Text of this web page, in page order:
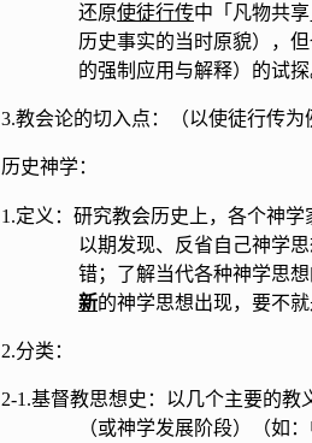
还原使徒行传中「凡物共
历史事实的当时原貌），
的强制应用与解释）的试
3.教会论的切入点：（以使徒行传为
历史神学：
1.定义：研究教会历史上，各个神
以期发现、反省自己神学
错；了解当代各种神学思
新的神学思想出现，要不
2.分类：
2-1.基督教思想史：以几个主要的教
（或神学发展阶段）（如